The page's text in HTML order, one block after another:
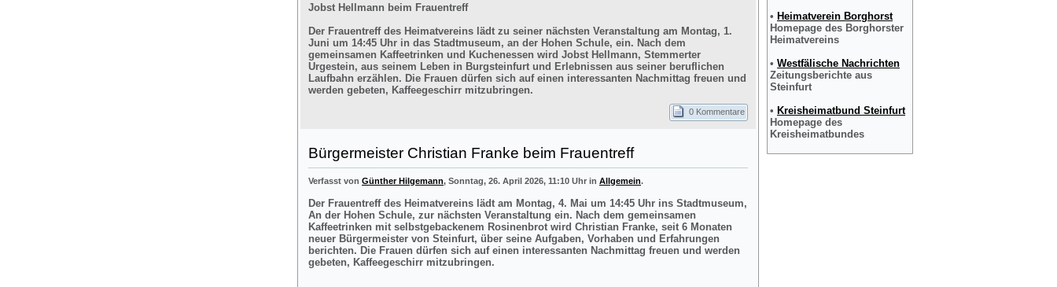
Jobst Hellmann beim Frauentreff
Der Frauentreff des Heimatvereins lädt zu seiner nächsten Veranstaltung am Montag, 1.
Juni um 14:45 Uhr in das Stadtmuseum, an der Hohen Schule, ein. Nach dem
gemeinsamen Kaffeetrinken und Kuchenessen wird Jobst Hellmann, Stemmerter
Urgestein, aus seinem Leben in Burgsteinfurt und Erlebnissen aus seiner beruflichen
Laufbahn erzählen. Die Frauen dürfen sich auf einen interessanten Nachmittag freuen und
werden gebeten, Kaffeegeschirr mitzubringen.
0 Kommentare
Bürgermeister Christian Franke beim Frauentreff
Verfasst von Günther Hilgemann, Sonntag, 26. April 2026, 11:10 Uhr in Allgemein.
Der Frauentreff des Heimatvereins lädt am Montag, 4. Mai um 14:45 Uhr ins Stadtmuseum,
An der Hohen Schule, zur nächsten Veranstaltung ein. Nach dem gemeinsamen
Kaffeetrinken mit selbstgebackenem Rosinenbrot wird Christian Franke, seit 6 Monaten
neuer Bürgermeister von Steinfurt, über seine Aufgaben, Vorhaben und Erfahrungen
berichten. Die Frauen dürfen sich auf einen interessanten Nachmittag freuen und werden
gebeten, Kaffeegeschirr mitzubringen.
• Heimatverein Borghorst
Homepage des Borghorster
Heimatvereins
• Westfälische Nachrichten
Zeitungsberichte aus
Steinfurt
• Kreisheimatbund Steinfurt
Homepage des
Kreisheimatbundes